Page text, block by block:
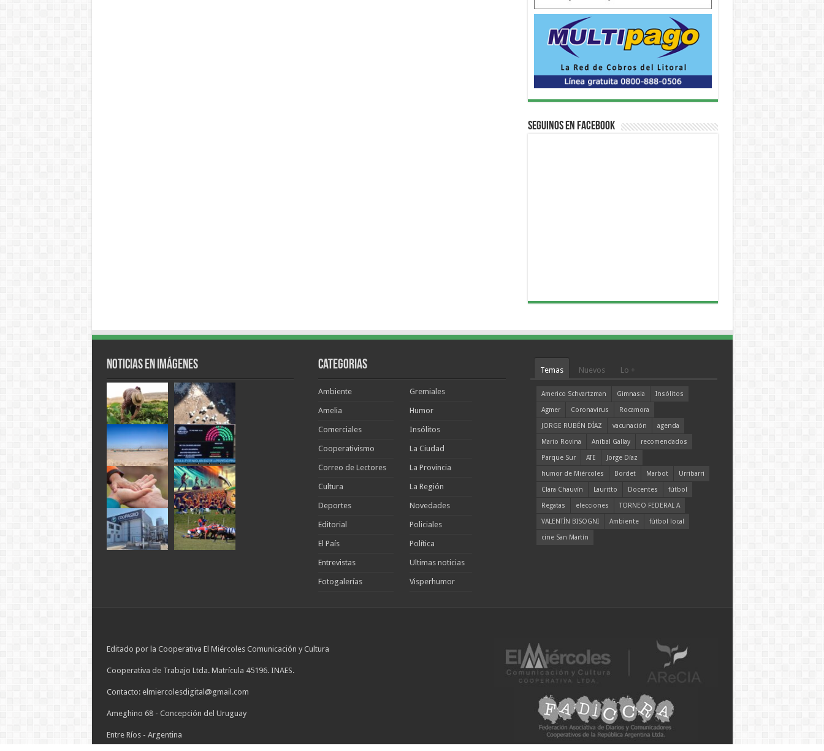
Seguinos en Facebook
Noticias en Imágenes Categorias
Ambiente
Amelia
Comerciales
Cooperativismo
Correo de Lectores
Cultura
Deportes
Editorial
El País
Entrevistas
Fotogalerías
Gremiales
Humor
Insólitos
La Ciudad
La Provincia
La Región
Novedades
Policiales
Política
Ultimas noticias
Visperhumor
Temas Nuevos Lo +
Americo Schvartzman Gimnasia
Insólitos
Agmer
Coronavirus
Rocamora
JORGE RUBÉN DÍAZ
vacunación
agenda
Mario Rovina
Aníbal Gallay
recomendados
Parque Sur
ATE
Jorge Díaz
humor de Miércoles
Bordet Marbot
Urribarri
Clara Chauvín
Lauritto Docentes
fútbol
Regatas
elecciones
TORNEO FEDERAL A
VALENTÍN BISOGNI
Ambiente
fútbol local
cine San Martín
Editado por la Cooperativa El Miércoles Comunicación y Cultura
Cooperativa de Trabajo Ltda. Matrícula 45196. INAES.
Contacto: elmiercolesdigital@gmail.com
Ameghino 68 - Concepción del Uruguay
Entre Ríos - Argentina